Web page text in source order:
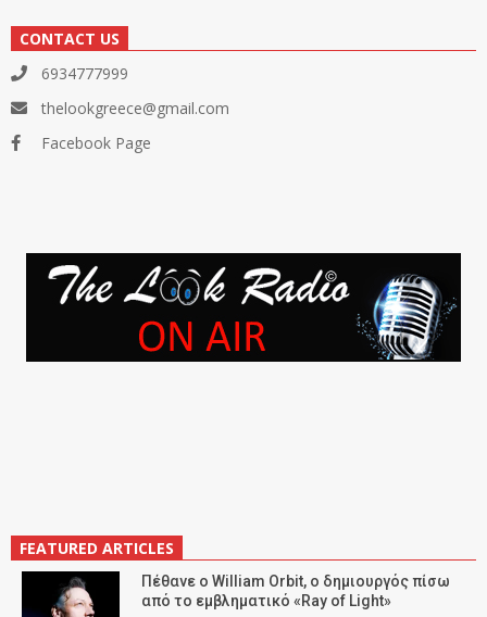
CONTACT US
6934777999
thelookgreece@gmail.com
Facebook Page
FEATURED ARTICLES
Πέθανε ο William Orbit, ο δημιουργός πίσω
από το εμβληματικό «Ray of Light»